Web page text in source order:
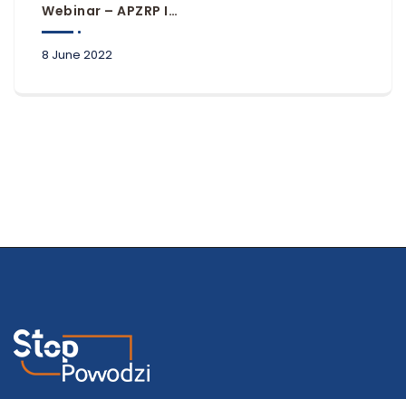
Webinar – APZRP In Practice Of Local Government Units
8 June 2022